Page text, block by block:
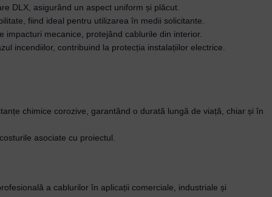
DLX, asigurând un aspect uniform și plăcut.
fiind ideal pentru utilizarea în medii solicitante.
mecanice, protejând cablurile din interior.
incendiilor, contribuind la protecția instalațiilor electrice.
chimice corozive, garantând o durată lungă de viață, chiar și în
asociate cu proiectul.
a cablurilor în aplicații comerciale, industriale și